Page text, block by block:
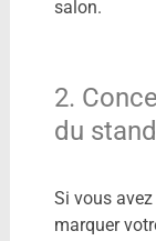
salon.
2.
du stand
Si vous
marquer